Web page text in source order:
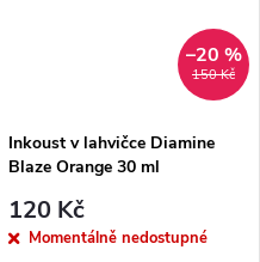
150 Kč
–20 %
Inkoust v lahvičce Diamine
Blaze Orange 30 ml
120 Kč
Momentálně nedostupné